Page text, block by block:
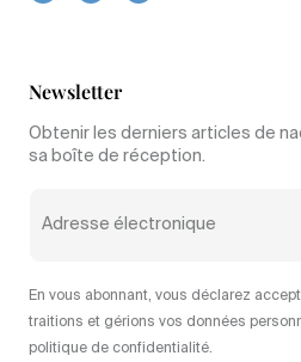
Newsletter
Obtenir les derniers articles de
sa boîte de réception.
En vous abonnant, vous déclarez
traitions et gérions vos données
politique de confidentialité.